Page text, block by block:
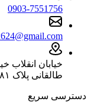
0903-7551756
خیابان انقلاب
طالقانی پلاک ۸۱ (تماس ۰۹۰۰۱۰۲۳۲۴۳+۰۹۰۳۷۵۵۱۷۵6
دسترسی سریع